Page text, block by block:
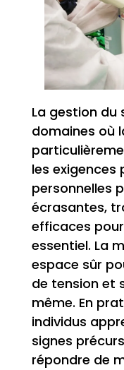
La gestion du
domaines où
les exigences
personnelles
écrasantes,
efficaces
essentiel. La
espace sûr
de tension et
même. En
individus
signes
répondre de